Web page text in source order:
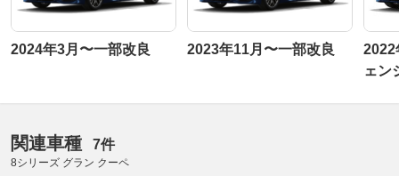
2024年3月〜一部改良 2023年11月〜一部改良
2022
ェン
関連車種 7件
8シリーズ グラン クーペ